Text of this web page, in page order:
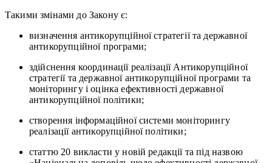
Такими змінами до Закону є:
визначення антикорупційної стратегії та державної
антикорупційної програми;
здійснення координації реалізації Антикорупційної
стратегії та державної антикорупційної програми та
моніторингу і оцінка ефективності державної
антикорупційної політики;
створення інформаційної системи моніторингу
реалізації антикорупційної політики;
статтю 20 викласти у новій редакції та під назвою